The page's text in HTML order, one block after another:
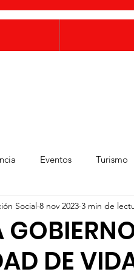
Eventos Turismo
Deporte
Pública Familia
DE
Social 8 nov 2023 3 min de